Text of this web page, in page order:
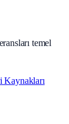
temel
Kaynakları